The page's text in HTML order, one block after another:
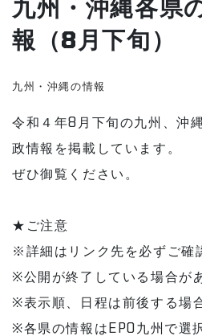
九州・沖縄各県
報（8月下旬）
九州・沖縄の情報
令和４年8月下旬の九州、沖
政情報を掲載しています。
ぜひ御覧ください。
★ご注意
※詳細はリンク先を必ずご確
※公開が終了している場合が
※表示順、日程は前後する場
※各県の情報はEPO九州で選